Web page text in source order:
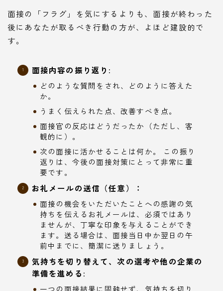
面接の「フラグ」を気にするよりも、面接が終わった
後にあなたが取るべき行動の方が、よほど建設的で
す。
面接内容の振り返り:
どのような質問をされ、どのように答えた
か。
うまく伝えられた点、改善すべき点。
面接官の反応はどうだったか（ただし、客
観的に）。
次の面接に活かせることは何か。 この振り
返りは、今後の面接対策にとって非常に重
要です。
お礼メールの送信（任意）：
面接の機会をいただいたことへの感謝の気
持ちを伝えるお礼メールは、必須ではあり
ませんが、丁寧な印象を与えることができ
ます。送る場合は、面接当日中か翌日の午
前中までに、簡潔に送りましょう。
気持ちを切り替えて、次の選考や他の企業の
準備を進める:
一つの面接結果に固執せず、気持ちを切り